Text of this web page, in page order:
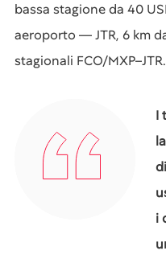
bassa stagione da 40
aeroporto — JTR, 6 km
stagionali FCO/MXP–JTR.
I
i